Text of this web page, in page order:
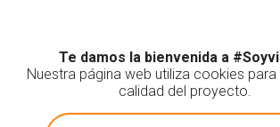
Te damos la bienvenida a
Nuestra página web utiliza cookies
calidad del proyecto.
! Not valid!